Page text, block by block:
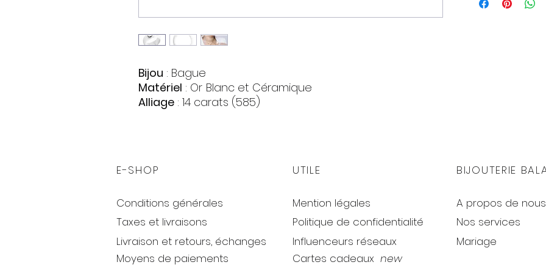
Bijou : Bague
Matériel : Or Blanc et Céramique
Alliage : 14 carats (585)
Couleur : Incolore
Poids: 0,49 gr.
E-SHOP
Conditions générales
Taxes et livraisons
Livraison et retours, échanges
Moyens de paiements
UTILE
Mention légales
Politique de confidentialité
Influenceurs réseaux
Cartes cadeaux new
BIJOUTERIE
A propos de nous
Nos services
Mariage